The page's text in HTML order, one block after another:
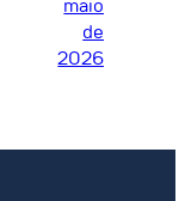
de
2026